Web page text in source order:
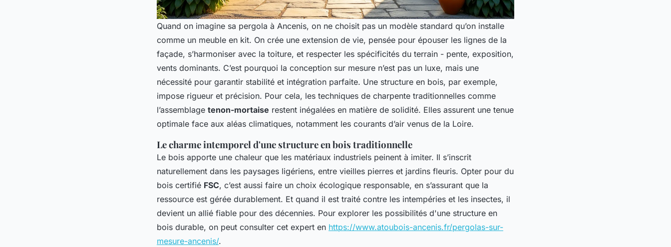
Quand on imagine sa pergola à Ancenis, on ne choisit pas un modèle standard qu’on installe
comme un meuble en kit. On crée une extension de vie, pensée pour épouser les lignes de la
façade, s’harmoniser avec la toiture, et respecter les spécificités du terrain - pente, exposition,
vents dominants. C’est pourquoi la conception sur mesure n’est pas un luxe, mais une
nécessité pour garantir stabilité et intégration parfaite. Une structure en bois, par exemple,
impose rigueur et précision. Pour cela, les techniques de charpente traditionnelles comme
l’assemblage tenon-mortaise restent inégalées en matière de solidité. Elles assurent une tenue
optimale face aux aléas climatiques, notamment les courants d’air venus de la Loire.
Le charme intemporel d'une structure en bois traditionnelle
Le bois apporte une chaleur que les matériaux industriels peinent à imiter. Il s’inscrit
naturellement dans les paysages ligériens, entre vieilles pierres et jardins fleuris. Opter pour du
bois certifié FSC, c’est aussi faire un choix écologique responsable, en s’assurant que la
ressource est gérée durablement. Et quand il est traité contre les intempéries et les insectes, il
devient un allié fiable pour des décennies. Pour explorer les possibilités d'une structure en
bois durable, on peut consulter cet expert en https://www.atoubois-ancenis.fr/pergolas-sur-
mesure-ancenis/.